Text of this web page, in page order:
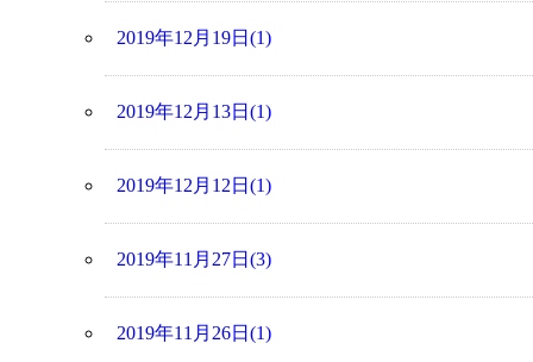
2019年12月19日(1)
2019年12月13日(1)
2019年12月12日(1)
2019年11月27日(3)
2019年11月26日(1)